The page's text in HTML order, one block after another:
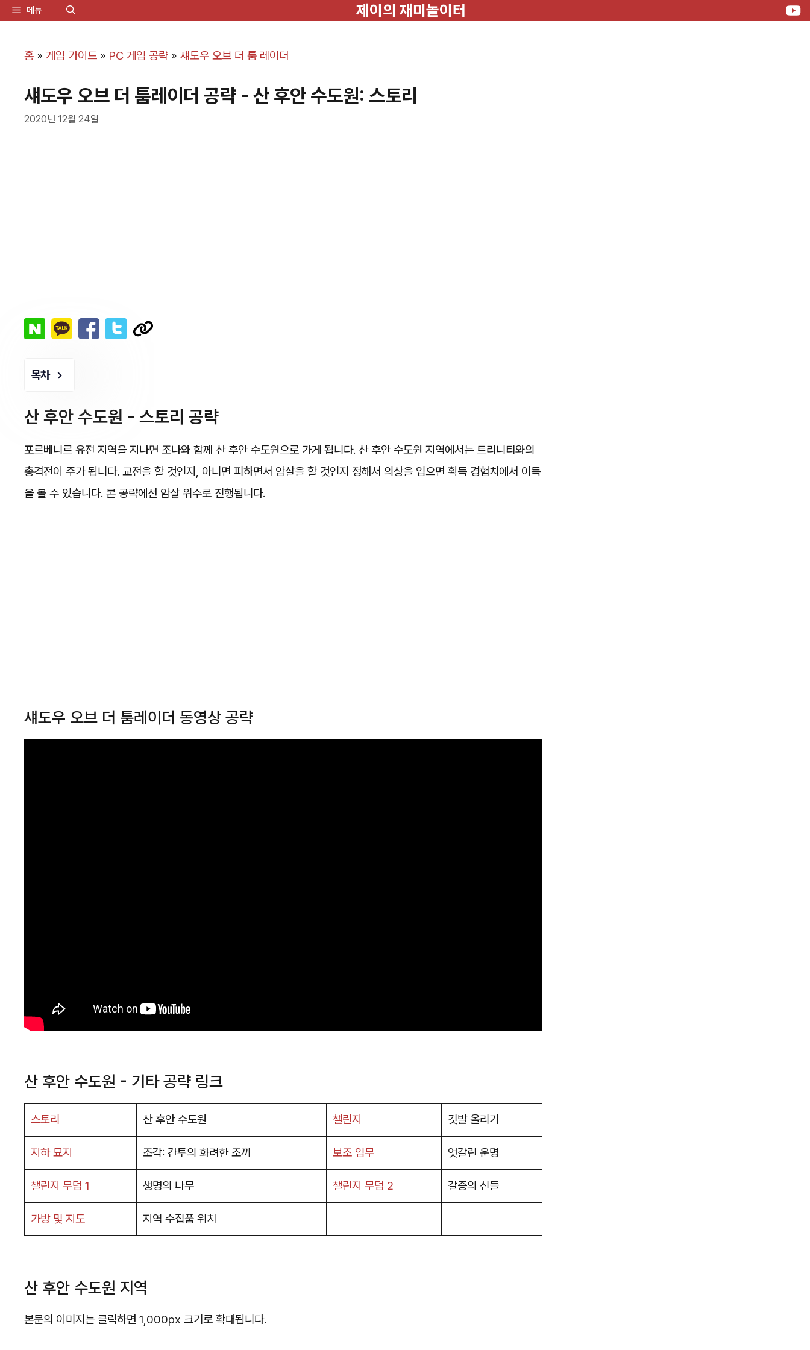
제이의 재미놀이터
메뉴
홈 » 게임 가이드 » PC 게임 공략 » 섀도우 오브 더 툼 레이더
섀도우 오브 더 툼레이더 공략 - 산 후안 수도원: 스토리
2020년 12월 24일
목차
산 후안 수도원 - 스토리 공략
포르베니르 유전 지역을 지나면 조나와 함께 산 후안 수도원으로 가게 됩니다. 산 후안 수도원 지역에서는 트리니티와의
총격전이 주가 됩니다. 교전을 할 것인지, 아니면 피하면서 암살을 할 것인지 정해서 의상을 입으면 획득 경험치에서 이득
을 볼 수 있습니다. 본 공략에선 암살 위주로 진행됩니다.
섀도우 오브 더 툼레이더 동영상 공략
산 후안 수도원 - 기타 공략 링크
스토리 산 후안 수도원 챌린지 깃발 올리기
지하 묘지 조각: 칸투의 화려한 조끼 보조 임무 엇갈린 운명
챌린지 무덤 1 생명의 나무 챌린지 무덤 2 갈증의 신들
가방 및 지도 지역 수집품 위치
산 후안 수도원 지역
본문의 이미지는 클릭하면 1,000px 크기로 확대됩니다.